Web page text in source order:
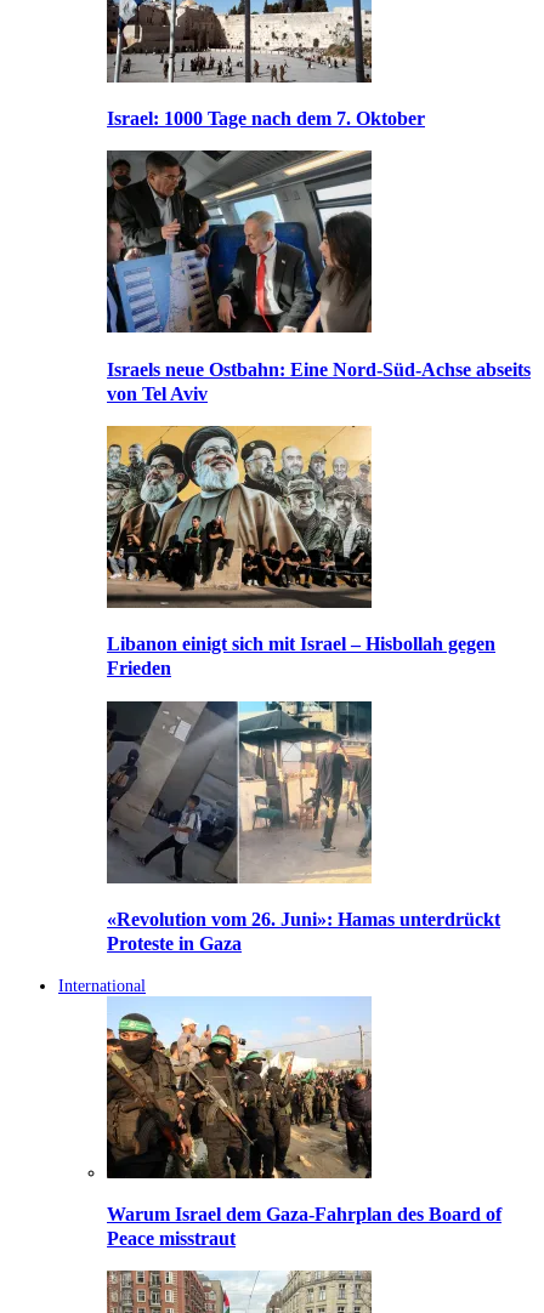
Israel: 1000 Tage nach dem 7. Oktober
Israels neue Ostbahn: Eine Nord-Süd-Achse abseits
von Tel Aviv
Libanon einigt sich mit Israel – Hisbollah gegen
Frieden
«Revolution vom 26. Juni»: Hamas unterdrückt
Proteste in Gaza
International
Warum Israel dem Gaza-Fahrplan des Board of
Peace misstraut